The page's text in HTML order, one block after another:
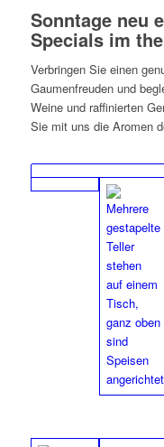
Sonntage neu
Specials im
Verbringen Sie einen
Gaumenfreuden und
Weine und raffinierten
Sie mit uns die Aromen